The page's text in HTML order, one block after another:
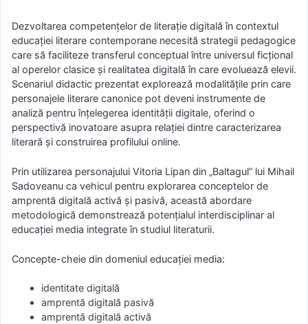
Dezvoltarea competențelor de literație digitală în contextul
educației literare contemporane necesită strategii pedagogice
care să faciliteze transferul conceptual între universul ficțional
al operelor clasice și realitatea digitală în care evoluează elevii.
Scenariul didactic prezentat explorează modalitățile prin care
personajele literare canonice pot deveni instrumente de
analiză pentru înțelegerea identității digitale, oferind o
perspectivă inovatoare asupra relației dintre caracterizarea
literară și construirea profilului online.
Prin utilizarea personajului Vitoria Lipan din „Baltagul” lui Mihail
Sadoveanu ca vehicul pentru explorarea conceptelor de
amprentă digitală activă și pasivă, această abordare
metodologică demonstrează potențialul interdisciplinar al
educației media integrate în studiul literaturii.
Concepte-cheie din domeniul educației media:
identitate digitală
amprentă digitală pasivă
amprentă digitală activă